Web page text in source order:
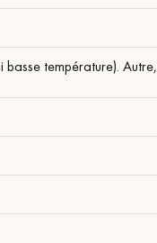
basse température). Autre,